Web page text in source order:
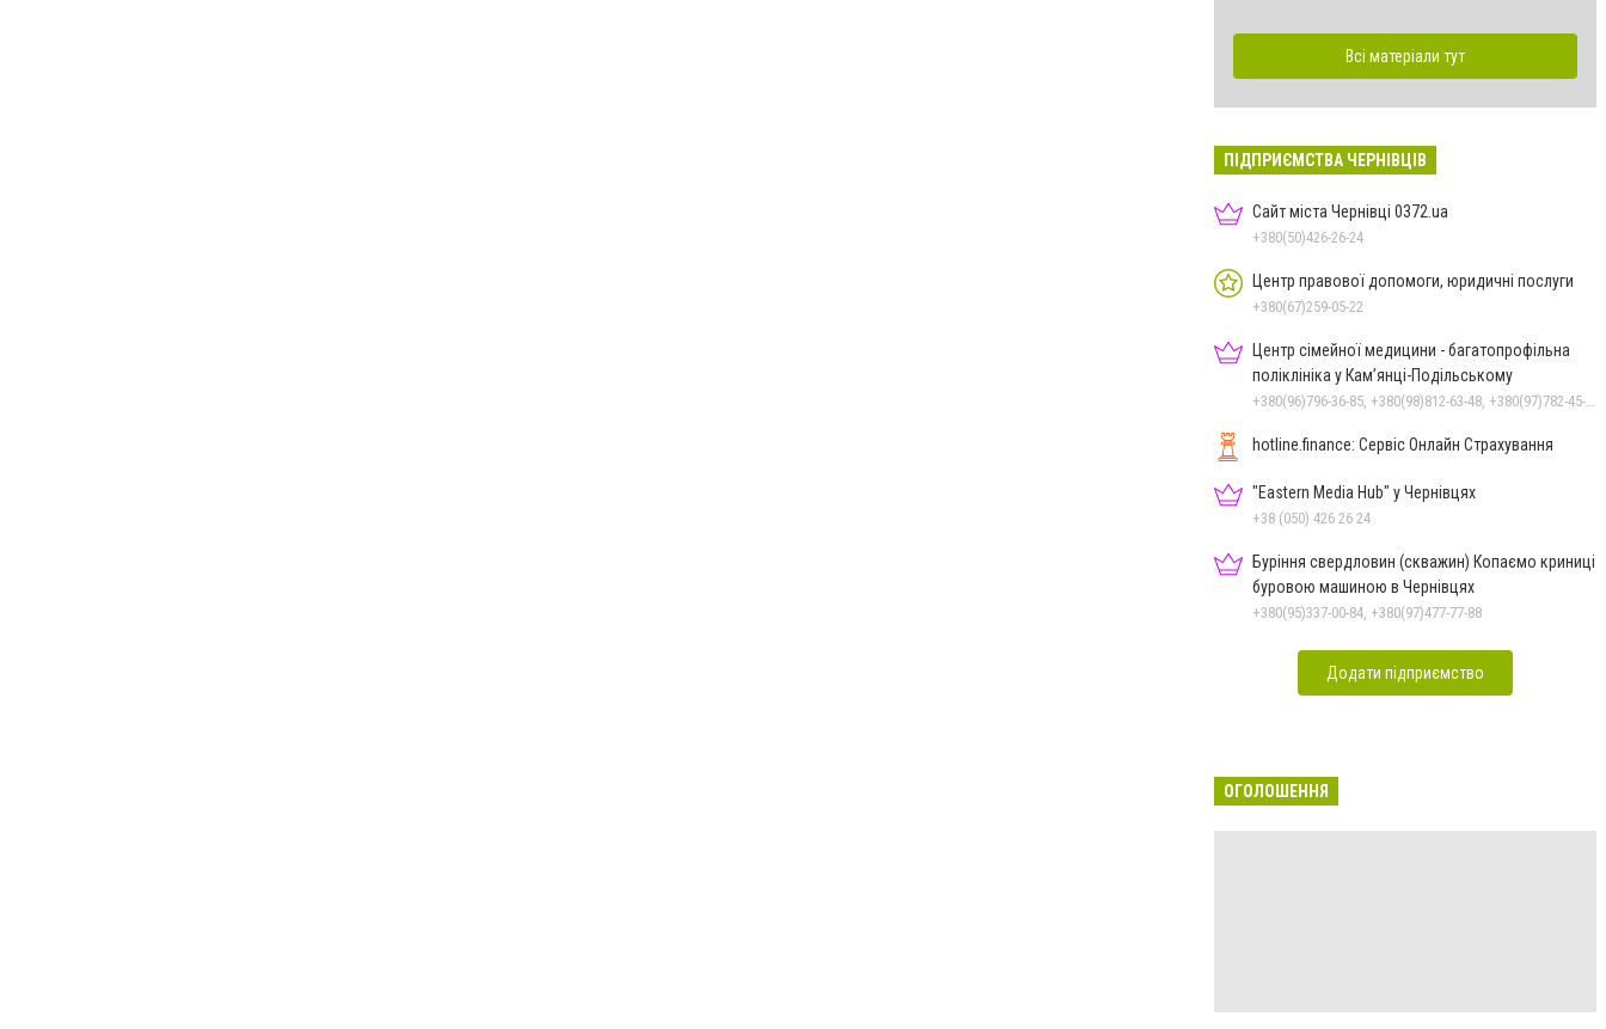
Всі матеріали тут
ПІДПРИЄМСТВА ЧЕРНІВЦІВ
Сайт міста Чернівці 0372.ua
+380(50)426-26-24
Центр правової допомоги, юридичні послуги
+380(67)259-05-22
Центр сімейної медицини - багатопрофільна
поліклініка у Кам’янці-Подільському
hotline.finance: Сервіс Онлайн Страхування
"Eastern Media Hub" у Чернівцях
+38 (050) 426 26 24
Буріння свердловин (скважин) Копаємо криниці
буровою машиною в Чернівцях
+380(95)337-00-84, +380(97)477-77-88
Додати підприємство
ОГОЛОШЕННЯ